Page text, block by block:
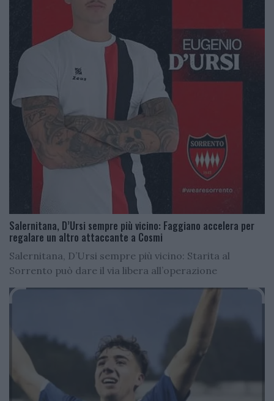
Salernitana, D’Ursi sempre più vicino: Faggiano accelera per
regalare un altro attaccante a Cosmi
Salernitana, D’Ursi sempre più vicino: Starita al
Sorrento può dare il via libera all’operazione